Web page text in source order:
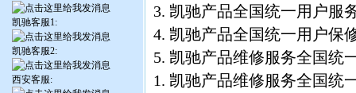
凯驰客服1:
凯驰客服2:
西安客服:
3. 凯驰产品全国统一用户服
4. 凯驰产品全国统一用户保
5. 凯驰产品维修服务全国统
1. 凯驰产品维修服务全国统